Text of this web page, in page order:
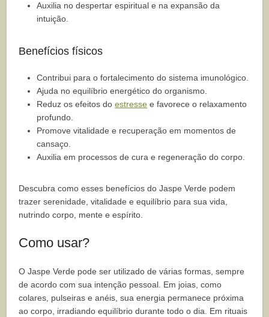
Auxilia no despertar espiritual e na expansão da
intuição.
Benefícios físicos
Contribui para o fortalecimento do sistema imunológico.
Ajuda no equilíbrio energético do organismo.
Reduz os efeitos doestresse e favorece o relaxamento
profundo.
Promove vitalidade e recuperação em momentos de
cansaço.
Auxilia em processos de cura e regeneração do corpo.
Descubra como esses benefícios do Jaspe Verde podem
trazer serenidade, vitalidade e equilíbrio para sua vida,
nutrindo corpo, mente e espírito.
Como usar?
O Jaspe Verde pode ser utilizado de várias formas, sempre
de acordo com sua intenção pessoal. Em joias, como
colares, pulseiras e anéis, sua energia permanece próxima
ao corpo, irradiando equilíbrio durante todo o dia. Em rituais